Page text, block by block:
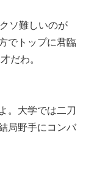
ソ難しいのが
でトップに君臨
だわ。
。大学では二刀
局野手にコンバ